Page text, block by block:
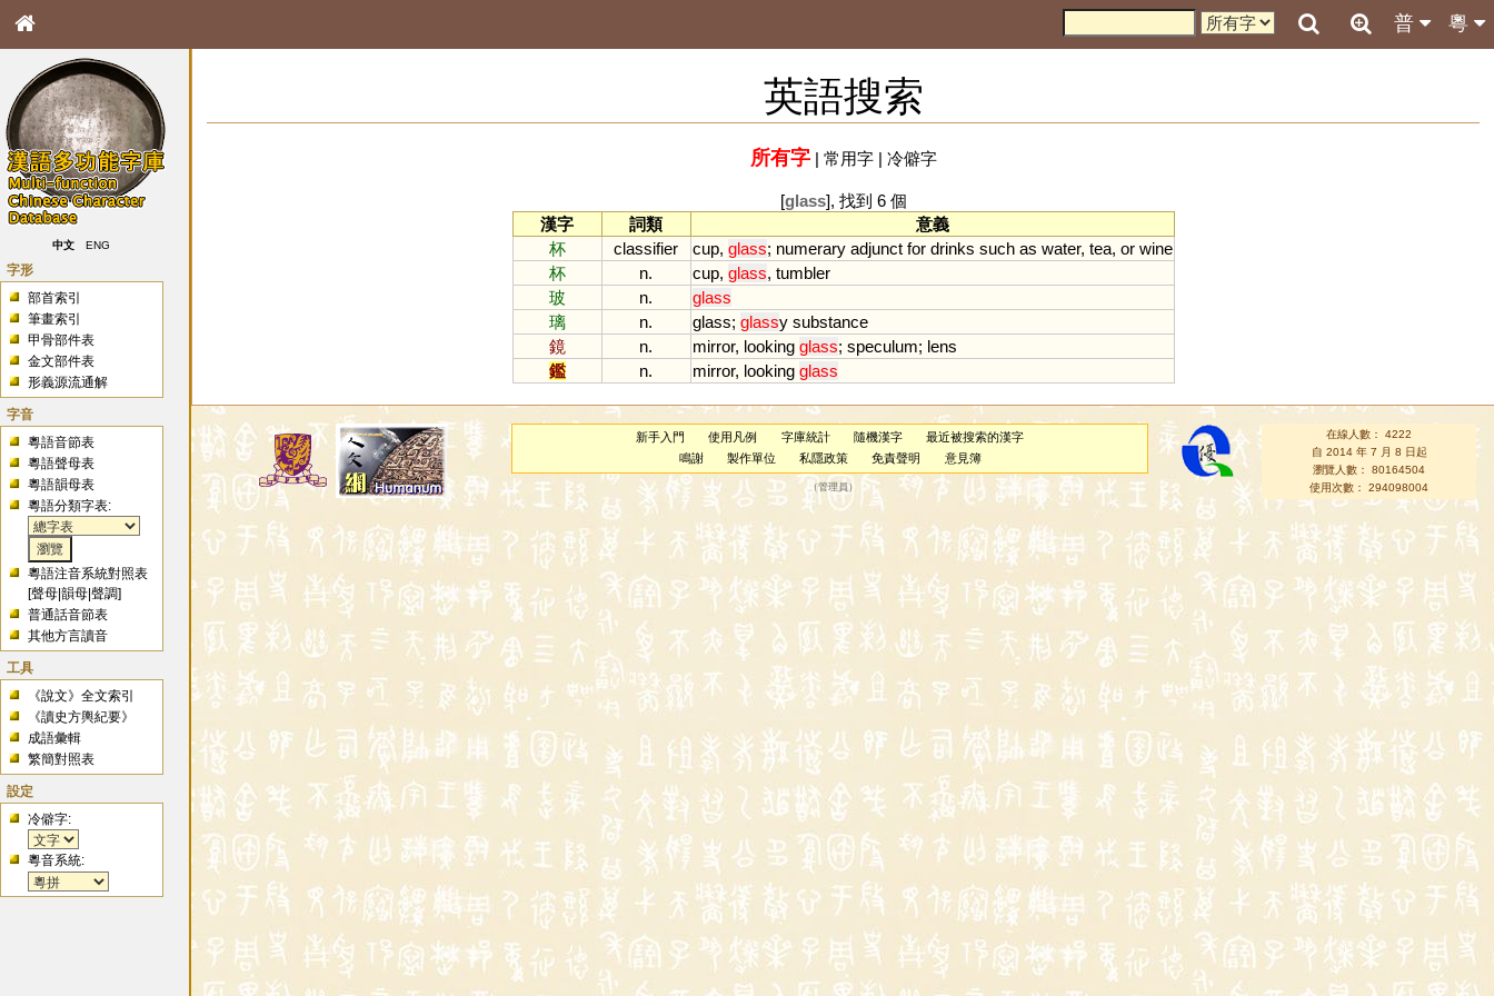
粵
普
中文 ENG
字形
部首索引
筆畫索引
甲骨部件表
金文部件表
形義源流通解
字音
粵語音節表
粵語聲母表
粵語韻母表
粵語分類字表:
粵語注音系統對照表
[聲母 |韻母 |聲調]
普通話音節表
其他方言讀音
工具
《說文》全文索引
《讀史方輿紀要》
成語彙輯
繁簡對照表
設定
冷僻字:
粵音系統:
英語搜索
所有字| 常用字| 冷僻字
[glass], 找到 6 個
漢字
詞類
意義
杯
classifier cup, glass; numerary adjunct for drinks such as water, tea, or wine
杯
n. cup, glass, tumbler
玻
n.
glass
璃
n. glass; glassy substance
鏡
n. mirror, looking glass; speculum; lens
鑑
n. mirror, looking glass
新手入門 使用凡例 字庫統計 隨機漢字
最近被搜索的漢字
鳴謝
製作單位 私隱政策 免責聲明 意見簿
（管理員 ）
在線人數： 4222
自 2014 年 7 月 8 日起
瀏覽人數： 80164504
使用次數： 294098004